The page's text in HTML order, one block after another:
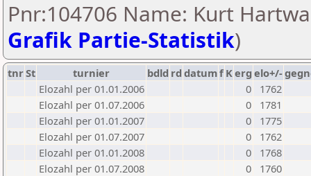
Pnr:104706 Name: Kurt
Grafik Partie-Statistik)
tnrSt turnier bdld rd datumf Kerg elo+/-
Elozahl per 01.01.2006
0
1762
Elozahl per 01.07.2006
0
1781
Elozahl per 01.01.2007
0
1775
Elozahl per 01.07.2007
0
1762
Elozahl per 01.01.2008
0
1768
Elozahl per 01.07.2008
0
1760